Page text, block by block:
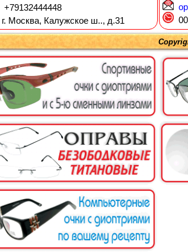
+79132444448
г. Москва, Калужское ш.., д.31